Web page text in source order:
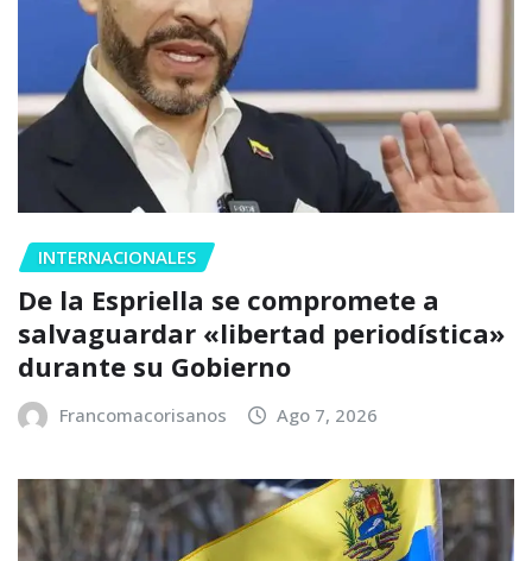
INTERNACIONALES
De la Espriella se compromete a
salvaguardar «libertad periodística»
durante su Gobierno
Francomacorisanos Ago 7, 2026